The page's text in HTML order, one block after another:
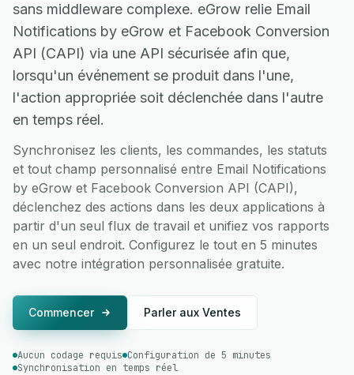
sans middleware complexe. eGrow relie Email
Notifications by eGrow et Facebook Conversion
API (CAPI) via une API sécurisée afin que,
lorsqu'un événement se produit dans l'une,
l'action appropriée soit déclenchée dans l'autre
en temps réel.
Synchronisez les clients, les commandes, les statuts
et tout champ personnalisé entre Email Notifications
by eGrow et Facebook Conversion API (CAPI),
déclenchez des actions dans les deux applications à
partir d'un seul flux de travail et unifiez vos rapports
en un seul endroit. Configurez le tout en 5 minutes
avec notre intégration personnalisée gratuite.
Commencer Parler aux Ventes
Aucun codage requis Configuration de 5 minutes
Synchronisation en temps réel